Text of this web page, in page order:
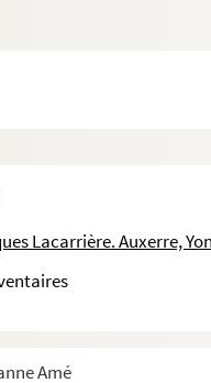
Lacarrière. Auxerre,
Amé